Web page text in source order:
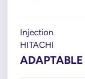
Injection
HITACHI